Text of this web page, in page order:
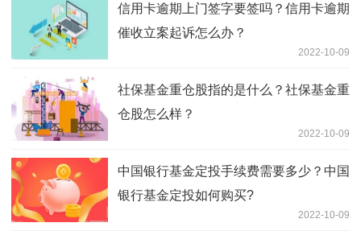
信用卡逾期上门签字要签吗？信用卡逾期
催收立案起诉怎么办？
2022-10-09
社保基金重仓股指的是什么？社保基金重
仓股怎么样？
2022-10-09
中国银行基金定投手续费需要多少？中国
银行基金定投如何购买?
2022-10-09